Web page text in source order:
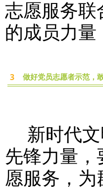
志愿服务联
的成员力
3 做好党员志愿者示范，
新时代文
先锋力量
愿服务，